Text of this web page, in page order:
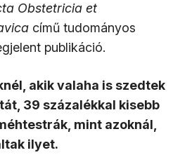
Obstetricia et
című tudományos
publikáció.
akik valaha is szedtek
39 százalékkal kisebb
mint azoknál,
ilyet.